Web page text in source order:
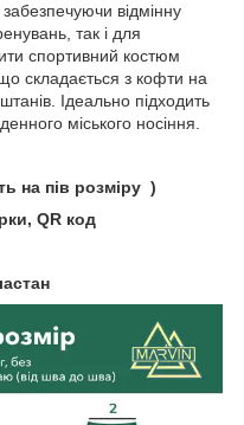
відмінну
так і для
спортивний костюм
складається з кофти на
Ідеально підходить
міського носіння.
на пів розміру )
QR код